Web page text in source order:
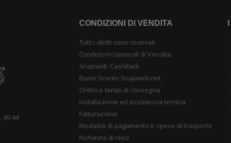
40-44
CONDIZIONI DI VENDITA
Tutti i diritti sono riservati
Condizioni Generali di Vendita
Snapweb CashBack
Buoni Sconto Snapweb.net
Ordini e tempi di consegna
Installazione ed assistenza tecnica
Fatturazione
Modalità di pagamento e spese di trasporto
Richieste di reso